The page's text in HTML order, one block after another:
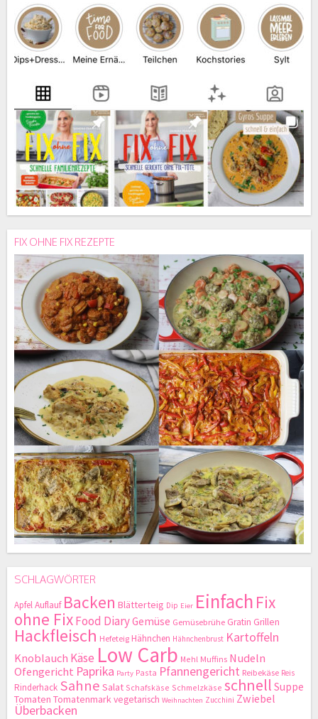
FIX OHNE FIX REZEPTE
SCHLAGWÖRTER
ApfelAuflauf Backen Blätterteig Dip Eier Einfach Fix
ohne FixFood DiaryGemüse Gemüsebrühe Gratin Grillen
Hackfleisch Hefeteig Hähnchen Hähnchenbrust Kartoffeln
Knoblauch Käse Low Carb Mehl Muffins Nudeln
Ofengericht Paprika Party Pasta Pfannengericht Reibekäse Reis
Rinderhack Sahne Salat Schafskäse Schmelzkäse schnell Suppe
Tomaten Tomatenmarkvegetarisch Weihnachten Zucchini Zwiebel
Überbacken